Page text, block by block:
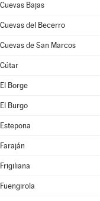
Cuevas Bajas
Cuevas del Becerro
Cuevas de San Marcos
Cútar
El Borge
El Burgo
Estepona
Faraján
Frigiliana
Fuengirola